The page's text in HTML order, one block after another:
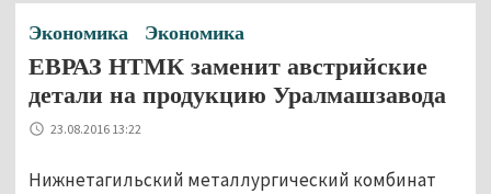
Экономика Экономика
ЕВРАЗ НТМК заменит австрийские
детали на продукцию Уралмашзавода
23.08.2016 13:22
Нижнетагильский металлургический комбинат